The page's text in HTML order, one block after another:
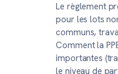
Le règlement
pour les lots
communs,
Comment la
importantes
le niveau de